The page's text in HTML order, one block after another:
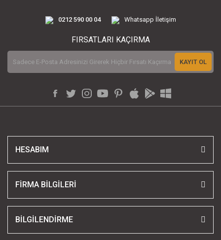
0212 590 00 04 Whatsapp İletişim
FIRSATLARI KAÇIRMA
KAYIT OL
HESABIM
FİRMA BİLGİLERİ
BİLGİLENDİRME